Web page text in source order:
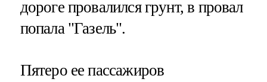
дороге провалился грунт, в провал
попала "Газель".
Пятеро ее пассажиров